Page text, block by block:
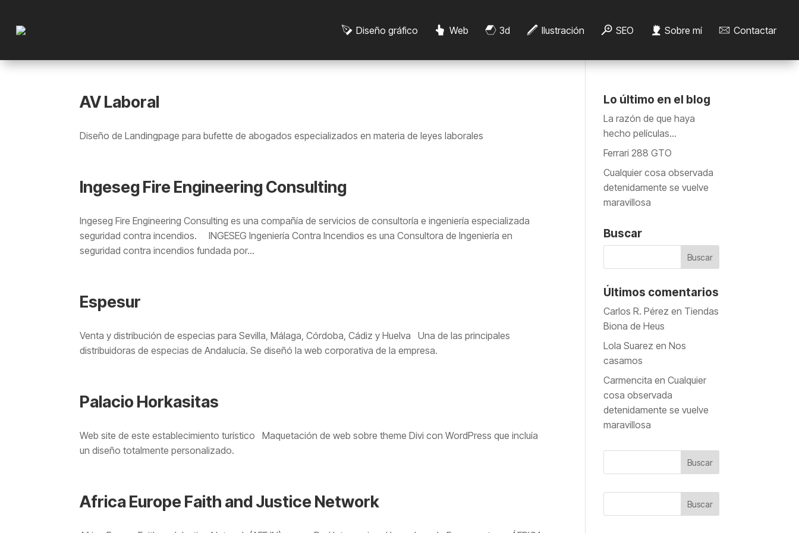
Diseño gráfico Web 3d Ilustración SEO Sobre mí Contactar
AV Laboral
Diseño de Landingpage para bufette de abogados especializados en materia de leyes laborales
Ingeseg Fire Engineering Consulting
Ingeseg Fire Engineering Consulting es una compañía de servicios de consultoría e ingeniería especializada
seguridad contra incendios. INGESEG Ingeniería Contra Incendios es una Consultora de Ingeniería en
seguridad contra incendios fundada por...
Espesur
Venta y distribución de especias para Sevilla, Málaga, Córdoba, Cádiz y Huelva Una de las principales
distribuidoras de especias de Andalucía. Se diseñó la web corporativa de la empresa.
Palacio Horkasitas
Web site de este establecimiento turístico Maquetación de web sobre theme Divi con WordPress que incluía
un diseño totalmente personalizado.
Africa Europe Faith and Justice Network
Lo último en el blog
La razón de que haya
hecho películas…
Ferrari 288 GTO
Cualquier cosa observada
detenidamente se vuelve
maravillosa
Buscar
Últimos comentarios
Carlos R. Pérez en Tiendas
Biona de Heus
Lola Suarez enNos
casamos
Carmencita enCualquier
cosa observada
detenidamente se vuelve
maravillosa